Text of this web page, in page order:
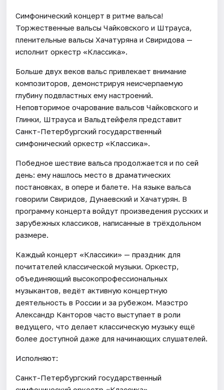
Симфонический концерт в ритме вальса!
Торжественные вальсы Чайковского и Штрауса,
пленительные вальсы Хачатуряна и Свиридова —
исполнит оркестр «Классика».
Больше двух веков вальс привлекает внимание
композиторов, демонстрируя неисчерпаемую
глубину подвластных ему настроений.
Неповторимое очарование вальсов Чайковского и
Глинки, Штрауса и Вальдтейфеля представит
Санкт-Петербургский государственный
симфонический оркестр «Классика».
Победное шествие вальса продолжается и по сей
день: ему нашлось место в драматических
постановках, в опере и балете. На языке вальса
говорили Свиридов, Дунаевский и Хачатурян. В
программу концерта войдут произведения русских и
зарубежных классиков, написанные в трёхдольном
размере.
Каждый концерт «Классики» — праздник для
почитателей классической музыки. Оркестр,
объединяющий высокопрофессиональных
музыкантов, ведёт активную концертную
деятельность в России и за рубежом. Маэстро
Александр Канторов часто выступает в роли
ведущего, что делает классическую музыку ещё
более доступной даже для начинающих слушателей.
Исполняют:
Санкт-Петербургский государственный